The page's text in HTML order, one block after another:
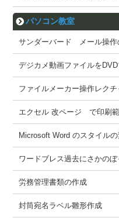
パソコン教室
サンダーバード メール操作
デジカメ動画ファイルを
ファイルメーカー操作レク
エクセル 改ページ で印刷
Microsoft Word のスタイル
ワードブレス過去にさかのぼ
労務管理書類の作成
封筒宛名ラベル雛形作成